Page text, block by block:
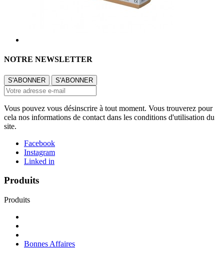
NOTRE NEWSLETTER
Vous pouvez vous désinscrire à tout moment. Vous trouverez pour
cela nos informations de contact dans les conditions d'utilisation du
site.
Facebook
Instagram
Linked in
Produits
Produits
Bonnes Affaires